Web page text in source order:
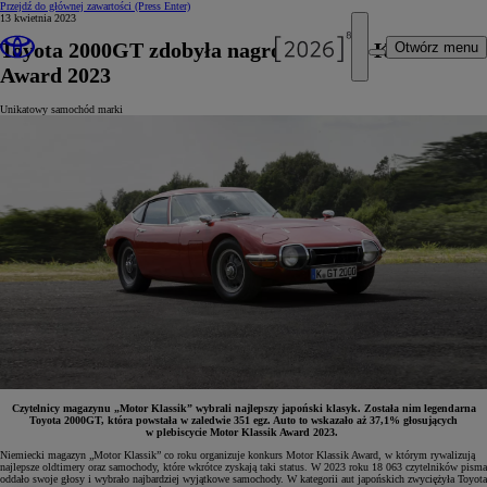
Przejdź do głównej zawartości (Press Enter)
Otwórz menu
13 kwietnia 2023
Toyota 2000GT zdobyła nagrodę Motor Klassik
Award 2023
Unikatowy samochód marki
Czytelnicy magazynu „Motor Klassik” wybrali najlepszy japoński klasyk. Została nim legendarna
Toyota 2000GT, która powstała w zaledwie 351 egz. Auto to wskazało aż 37,1% głosujących
w plebiscycie Motor Klassik Award 2023.
Niemiecki magazyn „Motor Klassik” co roku organizuje konkurs Motor Klassik Award, w którym rywalizują
najlepsze oldtimery oraz samochody, które wkrótce zyskają taki status. W 2023 roku 18 063 czytelników pisma
oddało swoje głosy i wybrało najbardziej wyjątkowe samochody. W kategorii aut japońskich zwyciężyła Toyota